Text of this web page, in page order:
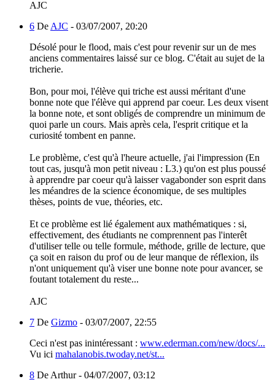
AJC
6 De AJC - 03/07/2007, 20:20
Désolé pour le flood, mais c'est pour revenir sur un de mes
anciens commentaires laissé sur ce blog. C'était au sujet de la
tricherie.
Bon, pour moi, l'élève qui triche est aussi méritant d'une
bonne note que l'élève qui apprend par coeur. Les deux visent
la bonne note, et sont obligés de comprendre un minimum de
quoi parle un cours. Mais après cela, l'esprit critique et la
curiosité tombent en panne.
Le problème, c'est qu'à l'heure actuelle, j'ai l'impression (En
tout cas, jusqu'à mon petit niveau : L3.) qu'on est plus poussé
à apprendre par coeur qu'à laisser vagabonder son esprit dans
les méandres de la science économique, de ses multiples
thèses, points de vue, théories, etc.
Et ce problème est lié également aux mathématiques : si,
effectivement, des étudiants ne comprennent pas l'interêt
d'utiliser telle ou telle formule, méthode, grille de lecture, que
ça soit en raison du prof ou de leur manque de réflexion, ils
n'ont uniquement qu'à viser une bonne note pour avancer, se
foutant totalement du reste...
AJC
7 De Gizmo - 03/07/2007, 22:55
Ceci n'est pas inintéressant : www.ederman.com/new/docs/...
Vu ici mahalanobis.twoday.net/st...
8 De Arthur - 04/07/2007, 03:12